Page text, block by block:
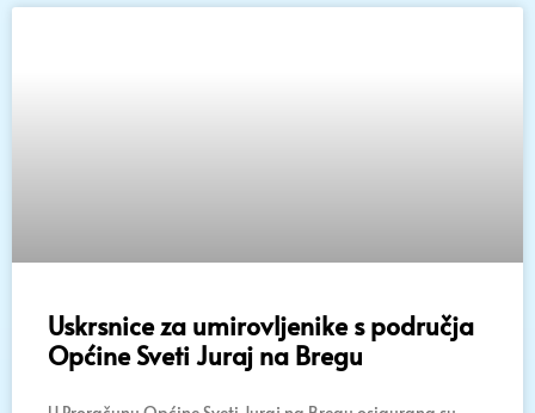
Uskrsnice za umirovljenike s područja
Općine Sveti Juraj na Bregu